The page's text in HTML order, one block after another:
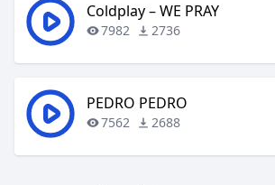
Coldplay – WE PRAY
7982 2736
PEDRO PEDRO
7562 2688